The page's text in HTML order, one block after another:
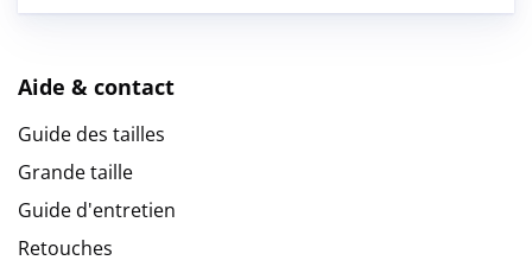
Aide & contact
Guide des tailles
Grande taille
Guide d'entretien
Retouches